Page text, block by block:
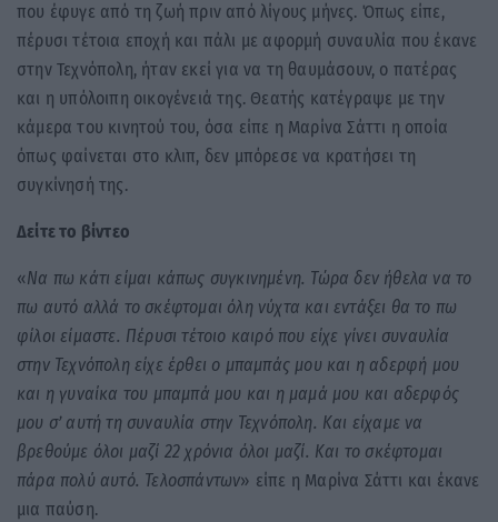
που έφυγε από τη ζωή πριν από λίγους μήνες. Όπως είπε,
πέρυσι τέτοια εποχή και πάλι με αφορμή συναυλία που έκανε
στην Τεχνόπολη, ήταν εκεί για να τη θαυμάσουν, ο πατέρας
και η υπόλοιπη οικογένειά της. Θεατής κατέγραψε με την
κάμερα του κινητού του, όσα είπε η Μαρίνα Σάττι η οποία
όπως φαίνεται στο κλιπ, δεν μπόρεσε να κρατήσει τη
συγκίνησή της.
Δείτε το βίντεο
«Να πω κάτι είμαι κάπως συγκινημένη. Τώρα δεν ήθελα να το
πω αυτό αλλά το σκέφτομαι όλη νύχτα και εντάξει θα το πω
φίλοι είμαστε. Πέρυσι τέτοιο καιρό που είχε γίνει συναυλία
στην Τεχνόπολη είχε έρθει ο μπαμπάς μου και η αδερφή μου
και η γυναίκα του μπαμπά μου και η μαμά μου και αδερφός
μου σ’ αυτή τη συναυλία στην Τεχνόπολη. Και είχαμε να
βρεθούμε όλοι μαζί 22 χρόνια όλοι μαζί. Και το σκέφτομαι
πάρα πολύ αυτό. Τελοσπάντων» είπε η Μαρίνα Σάττι και έκανε
μια παύση.